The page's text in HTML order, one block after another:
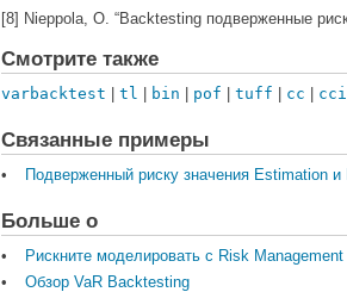
[8] Nieppola, O. “Backtesting подверженные
Смотрите также
varbacktest tl bin pof tuff cc cci
Связанные примеры
Подверженный риску значения Estimation
Больше о
Рискните моделировать с Risk Management
Обзор VaR Backtesting